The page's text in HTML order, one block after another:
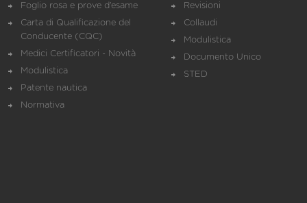
Foglio rosa e prove d’esame
Carta di Qualificazione del
Conducente (CQC)
Medici Certificatori - Novità
Modulistica
Patente nautica
Normativa
Revisioni
Collaudi
Modulistica
Documento Unico
STED